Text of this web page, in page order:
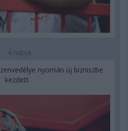
4 napja
nyomán új bizniszbe
kezdett